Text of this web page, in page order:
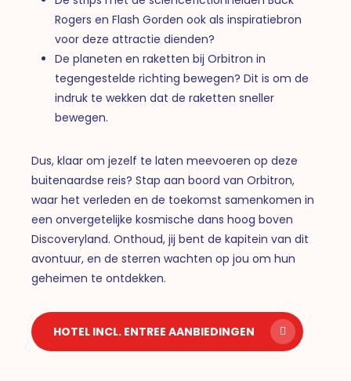
Rogers en Flash Gorden ook als inspiratiebron
voor deze attractie dienden?
De planeten en raketten bij Orbitron in
tegengestelde richting bewegen? Dit is om de
indruk te wekken dat de raketten sneller
bewegen.
Dus, klaar om jezelf te laten meevoeren op deze
buitenaardse reis? Stap aan boord van Orbitron,
waar het verleden en de toekomst samenkomen in
een onvergetelijke kosmische dans hoog boven
Discoveryland. Onthoud, jij bent de kapitein van dit
avontuur, en de sterren wachten op jou om hun
geheimen te ontdekken.
HOTEL INCL. ENTREE AANBIEDINGEN